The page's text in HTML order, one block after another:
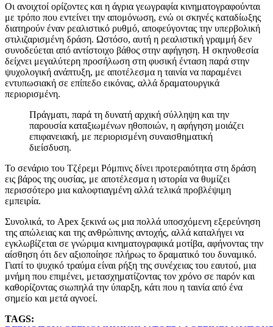
Οι ανοιχτοί ορίζοντες και η άγρια γεωγραφία κινηματογραφούνται
με τρόπο που εντείνει την απομόνωση, ενώ οι σκηνές καταδίωξης
διατηρούν έναν ρεαλιστικό ρυθμό, αποφεύγοντας την υπερβολική
στιλιζαρισμένη δράση. Ωστόσο, αυτή η ρεαλιστική γραμμή δεν
συνοδεύεται από αντίστοιχο βάθος στην αφήγηση. Η σκηνοθεσία
δείχνει μεγαλύτερη προσήλωση στη φυσική ένταση παρά στην
ψυχολογική ανάπτυξη, με αποτέλεσμα η ταινία να παραμένει
εντυπωσιακή σε επίπεδο εικόνας, αλλά δραματουργικά
περιορισμένη.
Πράγματι, παρά τη δυνατή αρχική σύλληψη και την
παρουσία καταξιωμένων ηθοποιών, η αφήγηση μοιάζει
επιφανειακή, με περιορισμένη συναισθηματική
διείσδυση.
Το σενάριο του Τζέρεμι Ρόμπινς δίνει προτεραιότητα στη δράση
εις βάρος της ουσίας, με αποτέλεσμα η ιστορία να θυμίζει
περισσότερο μια καλοφτιαγμένη αλλά τελικά προβλέψιμη
εμπειρία.
Συνολικά, το Apex ξεκινά ως μια πολλά υποσχόμενη εξερεύνηση
της απώλειας και της ανθρώπινης αντοχής, αλλά καταλήγει να
εγκλωβίζεται σε γνώριμα κινηματογραφικά μοτίβα, αφήνοντας την
αίσθηση ότι δεν αξιοποίησε πλήρως το δραματικό του δυναμικό.
Γιατί το ψυχικό τραύμα είναι ρήξη της συνέχειας του εαυτού, μια
μνήμη που επιμένει, μετασχηματίζοντας τον χρόνο σε παρόν και
καθορίζοντας σιωπηλά την ύπαρξη, κάτι που η ταινία από ένα
σημείο και μετά αγνοεί.
TAGS: